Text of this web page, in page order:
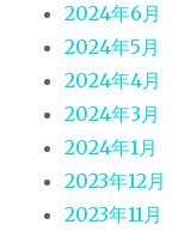
2024年6月
2024年5月
2024年4月
2024年3月
2024年1月
2023年12月
2023年11月